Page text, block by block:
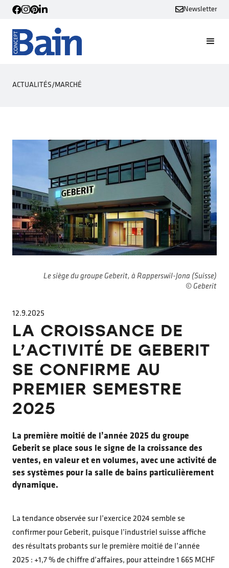
Newsletter
ACTUALITÉS/MARCHÉ
Le siège du groupe Geberit, à Rapperswil-Jona (Suisse)
© Geberit
12.9.2025
LA CROISSANCE DE
L’ACTIVITÉ DE GEBERIT
SE CONFIRME AU
PREMIER SEMESTRE
2025
La première moitié de l’année 2025 du groupe
Geberit se place sous le signe de la croissance des
ventes, en valeur et en volumes, avec une activité de
ses systèmes pour la salle de bains particulièrement
dynamique.
La tendance observée sur l’exercice 2024 semble se
confirmer pour Geberit, puisque l’industriel suisse affiche
des résultats probants sur le première moitié de l’année
2025 : +1,7 % de chiffre d’affaires, pour atteindre 1 665 MCHF